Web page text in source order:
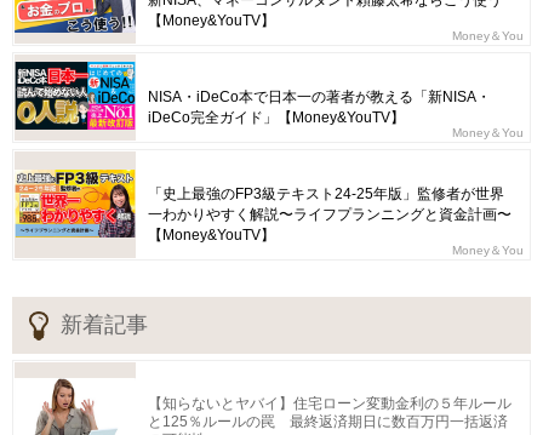
【Money&YouTV】
Money＆You
NISA・iDeCo本で日本一の著者が教える「新NISA・
iDeCo完全ガイド」【Money&YouTV】
Money＆You
「史上最強のFP3級テキスト24-25年版」監修者が世界
一わかりやすく解説〜ライフプランニングと資金計画〜
【Money&YouTV】
Money＆You
新着記事
【知らないとヤバイ】住宅ローン変動金利の５年ルール
と125％ルールの罠 最終返済期日に数百万円一括返済